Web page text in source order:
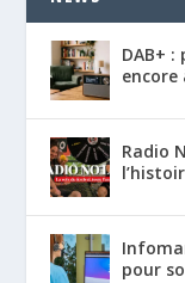
DAB+
encore
Radio
pour